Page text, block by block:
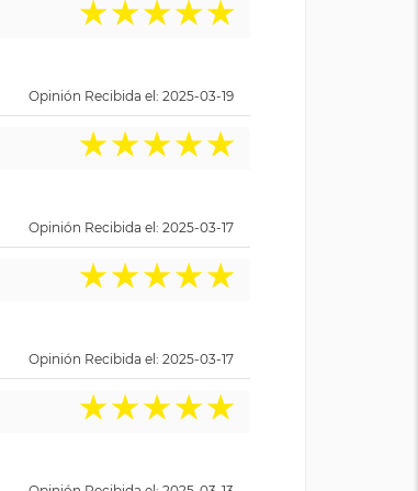
★★★★★
Opinión Recibida el: 2025-03-19
★★★★★
Opinión Recibida el: 2025-03-17
★★★★★
Opinión Recibida el: 2025-03-17
★★★★★